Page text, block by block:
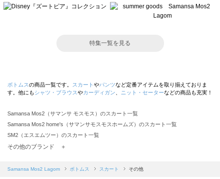
特集一覧を見る
ボトムスの商品一覧です。 スカート やパンツなど定番アイテムを取り揃えておりま
す。他にもシャツ・ブラウスやカーディガン ニット・セーターなどの商品も充実！
Samansa Mos2（サマンサ モスモス）のスカート一覧
Samansa Mos2 home's（サマンサモスモスホームズ）のスカート一覧
SM2（エスエムツー）のスカート一覧
TSUHARU by Samansa Mos2（ツハルバイサマンサモスモス）のスカート一覧
Samansa Mos2 blue（サマンサモスモス ブルー）のスカート一覧
その他のブランド ＋
Samansa Mos2 Lagom ボトムス スカート その他